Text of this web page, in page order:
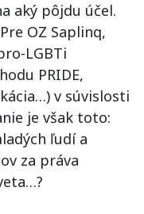
aký pôjdu účel.
OZ Saplinq,
LGBTi
PRIDE,
v súvislosti
je však toto:
ľudí a
za práva